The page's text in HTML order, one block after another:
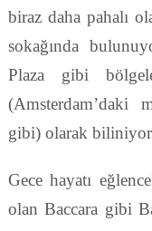
biraz daha pahalı
sokağında
Plaza gibi
(Amsterdam’daki
gibi) olarak
Gece hayatı
olan Baccara gibi